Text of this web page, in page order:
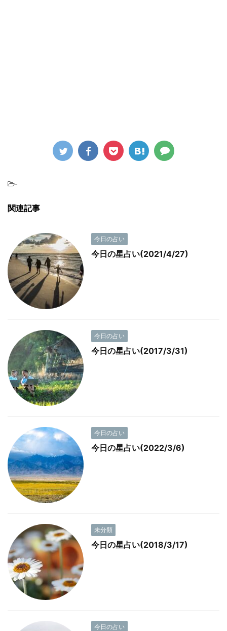
-
関連記事
今日の占い
今日の星占い(2021/4/27)
今日の占い
今日の星占い(2017/3/31)
今日の占い
今日の星占い(2022/3/6)
未分類
今日の星占い(2018/3/17)
今日の占い